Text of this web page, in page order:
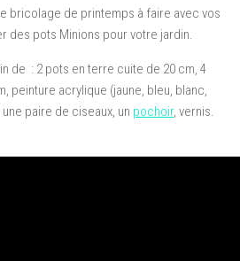
bricolage de printemps à faire avec vos
des pots Minions pour votre jardin.
de : 2 pots en terre cuite de 20 cm, 4
peinture acrylique (jaune, bleu, blanc,
paire de ciseaux, un pochoir, vernis.